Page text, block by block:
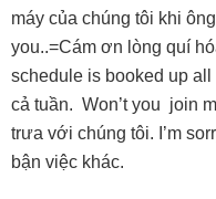
máy của chúng tôi khi
you..=Cám ơn lòng quí
schedule is booked up
cả tuần. Won’t you join
trưa với chúng tôi. I’m
bận việc khác.